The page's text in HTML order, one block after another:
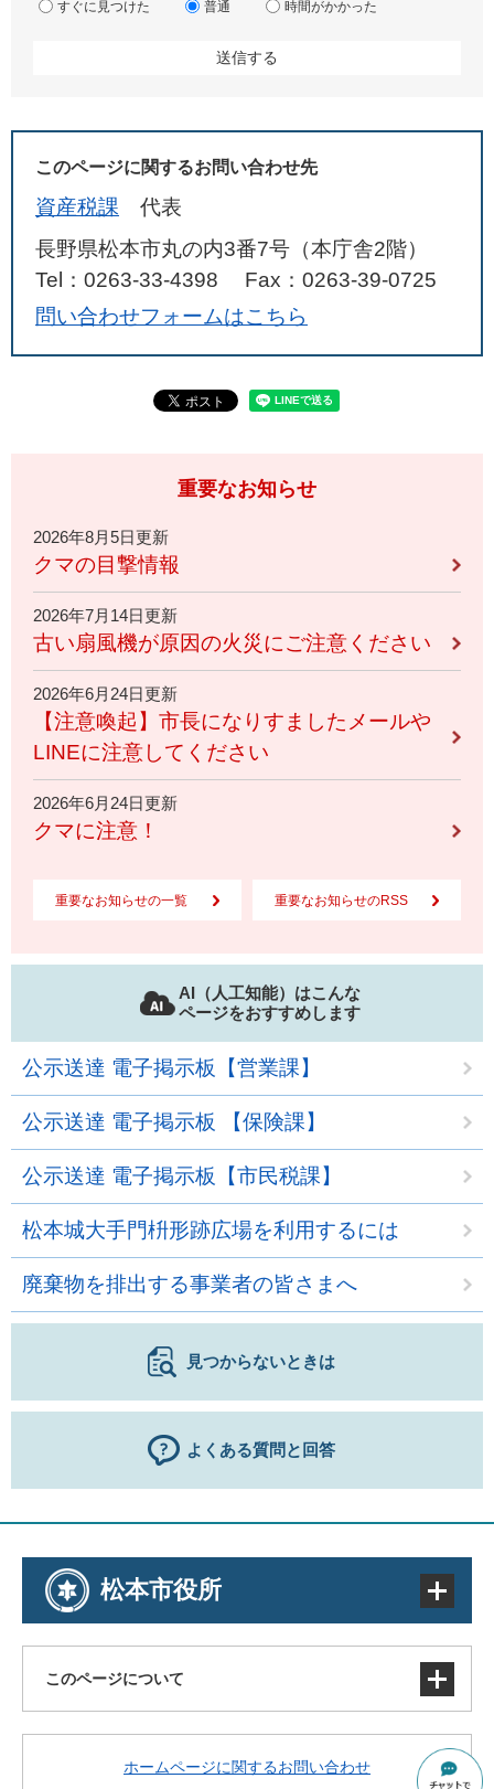
すぐに見つけた
普通 時間がかかった
このページに関するお問い合わせ先
資産税課
代表
長野県松本市丸の内3番7号（本庁舎2階）
Tel：0263-33-4398
Fax：0263-39-0725
問い合わせフォームはこちら
重要なお知らせ
2026年8月5日更新
クマの目撃情報
2026年7月14日更新
古い扇風機が原因の火災にご注意ください
2026年6月24日更新
【注意喚起】市長になりすましたメールや
LINEに注意してください
2026年6月24日更新
クマに注意！
重要なお知らせの一覧 重要なお知らせのRSS
AI（人工知能）はこんな
ページをおすすめします
公示送達 電子掲示板【営業課】
公示送達 電子掲示板 【保険課】
公示送達 電子掲示板【市民税課】
松本城大手門枡形跡広場を利用するには
廃棄物を排出する事業者の皆さまへ
見つからないときは
よくある質問と回答
松本市役所
このページについて
著作権・免責事項・リンク
ホームページに関するお問い合わせ